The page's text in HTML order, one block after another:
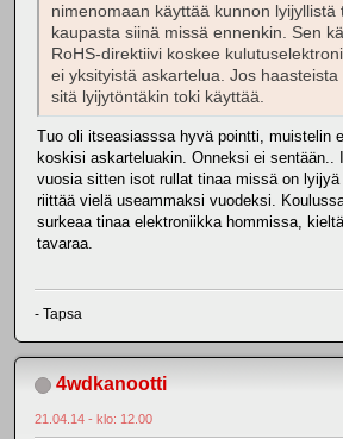
nimenomaan käyttää kunnon lyijyllistä
kaupasta siinä missä ennenkin. Sen
RoHS-direktiivi koskee
ei yksityistä askartelua. Jos haasteista
sitä lyijytöntäkin toki käyttää.
Tuo oli itseasiasssa hyvä pointti, muistelin
koskisi askarteluakin. Onneksi ei sentään..
vuosia sitten isot rullat tinaa missä on lyijyä
riittää vielä useammaksi vuodeksi.
surkeaa tinaa elektroniikka hommissa,
tavaraa.
- Tapsa
4wdkanootti
21.04.14 - klo: 12.00